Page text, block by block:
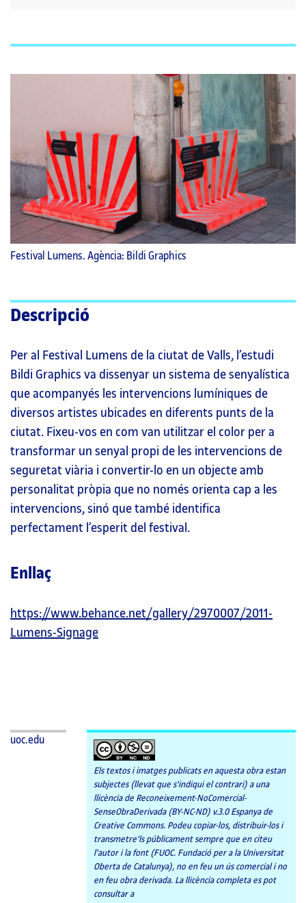
Festival Lumens. Agència: Bildi Graphics
Descripció
Per al Festival Lumens de la ciutat de Valls, l’estudi
Bildi Graphics va dissenyar un sistema de senyalística
que acompanyés les intervencions lumíniques de
diversos artistes ubicades en diferents punts de la
ciutat. Fixeu-vos en com van utilitzar el color per a
transformar un senyal propi de les intervencions de
seguretat viària i convertir-lo en un objecte amb
personalitat pròpia que no només orienta cap a les
intervencions, sinó que també identifica
perfectament l’esperit del festival.
Enllaç
https://www.behance.net/gallery/2970007/2011-
Lumens-Signage
uoc.edu
Els textos i imatges publicats en aquesta obra estan
subjectes (llevat que s'indiqui el contrari) a una
llicència de Reconeixement-NoComercial-
SenseObraDerivada (BY-NC-ND) v.3.0 Espanya de
Creative Commons. Podeu copiar-los, distribuir-los i
transmetre'ls públicament sempre que en citeu
l'autor i la font (FUOC. Fundació per a la Universitat
Oberta de Catalunya), no en feu un ús comercial i no
en feu obra derivada. La llicència completa es pot
consultar a